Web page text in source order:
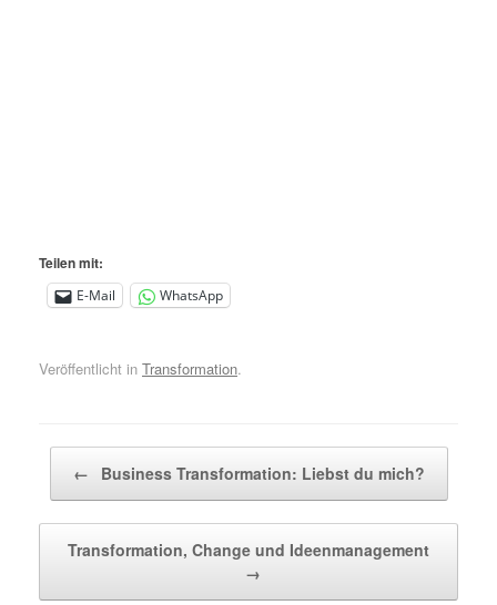
Teilen mit:
E-Mail WhatsApp
Veröffentlicht in Transformation.
← Business Transformation: Liebst du mich?
Transformation, Change und Ideenmanagement
→